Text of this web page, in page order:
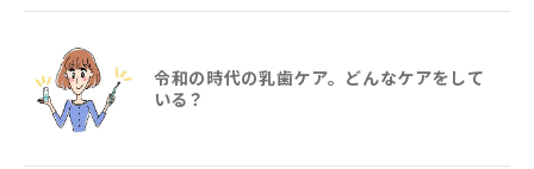
令和の時代の乳歯ケア。どんなケアをして
いる？